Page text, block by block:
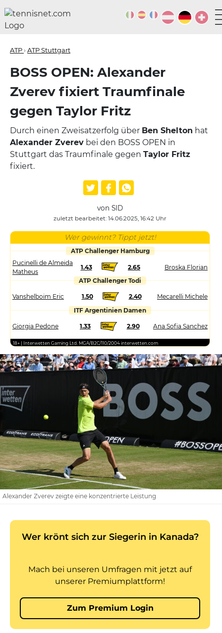
ATP› ATP Stuttgart
BOSS OPEN: Alexander
Zverev fixiert Traumfinale
gegen Taylor Fritz
Durch einen Zweisatzerfolg über Ben Shelton hat
Alexander Zverev bei den BOSS OPEN in
Stuttgart das Traumfinale gegen Taylor Fritz
fixiert.
von SID
zuletzt bearbeitet: 14.06.2025, 16:42 Uhr
Wer gewinnt? Tippt jetzt!
ATP Challenger Hamburg
Pucinelli de Almeida
Matheus
1.43 2.65
Broska Florian
ATP Challenger Todi
Vanshelboim Eric 1.50 2.40
Mecarelli Michele
ITF Argentinien Damen
Giorgia Pedone 1.33 2.90 Ana Sofia Sanchez
18+ | Interwetten Gaming Ltd. MGA/B2C/110/2004 interwetten.com
Alexander Zverev zeigte eine konzentrierte Leistung